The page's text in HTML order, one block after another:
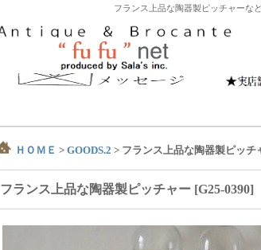
フランス上品な陶器製ピッチャーな
ＨＯＭＥ > GOODS.2 > フランス上品な陶器製ピッチ
フランス上品な陶器製ピッチャー [G25-0390]